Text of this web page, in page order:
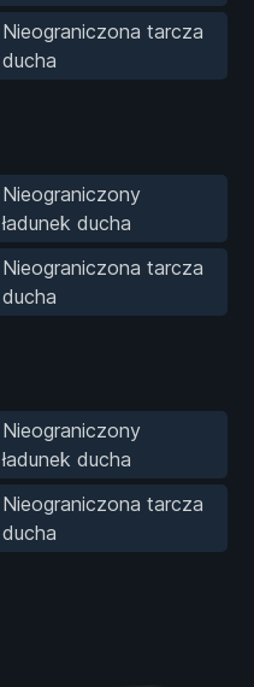
Nieograniczona tarcza
ducha
Nieograniczony
ładunek ducha
Nieograniczona tarcza
ducha
Nieograniczony
ładunek ducha
Nieograniczona tarcza
ducha